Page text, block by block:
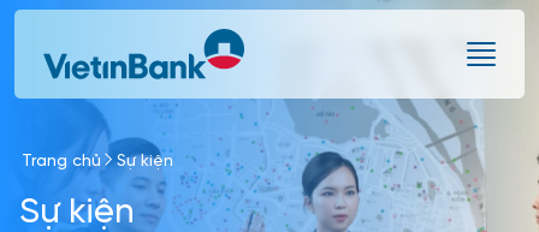
Skip to Main Content
Trang chủ Sự kiện
Sự kiện